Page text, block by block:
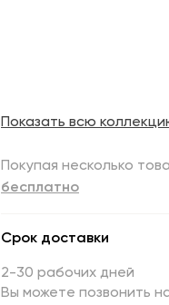
Показать всю
Покупая несколько
бесплатно
Срок доставки
2-30 рабочих дней
Вы можете позвонить